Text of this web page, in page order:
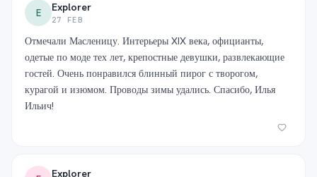
E Explorer
27 FEB
Отмечали Масленицу. Интерьеры XIX века, официанты,
одетые по моде тех лет, крепостные девушки, развлекающие
гостей. Очень понравился блинный пирог с творогом,
курагой и изюмом. Проводы зимы удались. Спасибо, Илья
Ильич!
Explorer